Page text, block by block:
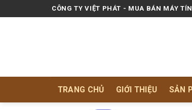
to
CÔNG TY VIỆT PHÁT - MUA BÁN MÁY
TRANG CHỦ GIỚI THIỆU SẢN